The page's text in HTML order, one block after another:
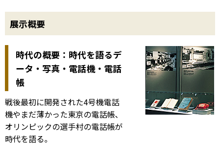
展示概要
時代の概要：時代を語るデ
ータ・写真・電話機・電話
帳
戦後最初に開発された4号機電話
機やまだ薄かった東京の電話帳、
オリンピックの選手村の電話帳が
時代を語る。